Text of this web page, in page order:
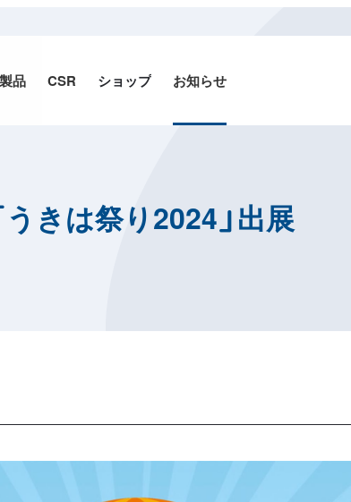
製品 CSR ショップ お知らせ
うきは祭り2024」出展